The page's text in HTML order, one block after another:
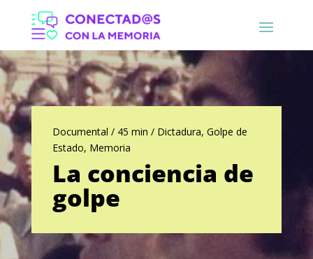
Documental / 45 min / Dictadura, Golpe de
Estado, Memoria
La conciencia de
golpe